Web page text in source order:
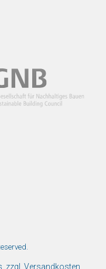
zzgl. Versandkosten